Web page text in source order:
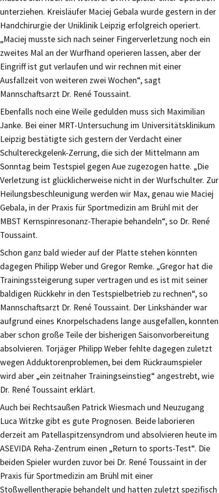
unterziehen. Kreisläufer Maciej Gebala wurde gestern in der
Handchirurgie der Uniklinik Leipzig erfolgreich operiert.
„Maciej musste sich nach seiner Fingerverletzung noch ein
zweites Mal an der Wurfhand operieren lassen, aber der
Eingriff ist gut verlaufen und wir rechnen mit einer
Ausfallzeit von weiteren zwei Wochen“, sagt
Mannschaftsarzt Dr. René Toussaint.
Ebenfalls noch eine Weile gedulden muss sich Maximilian
Janke. Bei einer MRT-Untersuchung im Universitätsklinikum
Leipzig bestätigte sich gestern der Verdacht einer
Schultereckgelenk-Zerrung, die sich der Mittelmann am
Sonntag beim Testspiel gegen Aue zugezogen hatte. „Die
Verletzung ist glücklicherweise nicht in der Wurfschulter. Zur
Heilungsbeschleunigung werden wir Max, genau wie Maciej
Gebala, in der Praxis für Sportmedizin am Brühl mit der
MBST Kernspinresonanz-Therapie behandeln“, so Dr. René
Toussaint.
Schon ganz bald wieder auf der Platte stehen könnten
dagegen Philipp Weber und Gregor Remke. „Gregor hat die
Trainingssteigerung super vertragen und es ist mit seiner
baldigen Rückkehr in den Testspielbetrieb zu rechnen“, so
Mannschaftsarzt Dr. René Toussaint. Der Linkshänder war
aufgrund eines Knorpelschadens lange ausgefallen, konnten
aber schon große Teile der bisherigen Saisonvorbereitung
absolvieren. Torjäger Philipp Weber fehlte dagegen zuletzt
wegen Adduktorenproblemen, bei dem Rückraumspieler
wird aber „ein zeitnaher Trainingseinstieg“ angestrebt, wie
Dr. René Toussaint erklärt.
Auch bei Rechtsaußen Patrick Wiesmach und Neuzugang
Luca Witzke gibt es gute Prognosen. Beide laborieren
derzeit am Patellaspitzensyndrom und absolvieren heute im
ASEVIDA Reha-Zentrum einen „Return to sports-Test“. Die
beiden Spieler wurden zuvor bei Dr. René Toussaint in der
Praxis für Sportmedizin am Brühl mit einer
Stoßwellentherapie behandelt und hatten zuletzt spezifisch